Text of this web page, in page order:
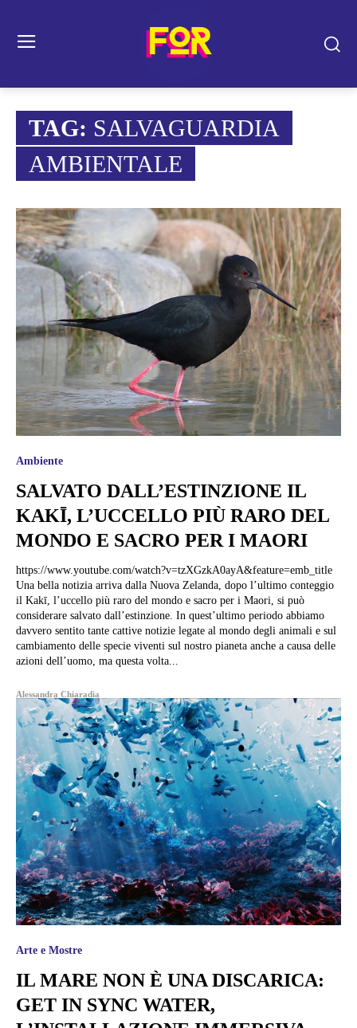
TAG: SALVAGUARDIA
AMBIENTALE
Ambiente
SALVATO DALL’ESTINZIONE IL
KAKĪ, L’UCCELLO PIÙ RARO DEL
MONDO E SACRO PER I MAORI
https://www.youtube.com/watch?v=tzXGzkA0ayA&feature=emb_title
Una bella notizia arriva dalla Nuova Zelanda, dopo l’ultimo conteggio
il Kakī, l’uccello più raro del mondo e sacro per i Maori, si può
considerare salvato dall’estinzione. In quest’ultimo periodo abbiamo
davvero sentito tante cattive notizie legate al mondo degli animali e sul
cambiamento delle specie viventi sul nostro pianeta anche a causa delle
azioni dell’uomo, ma questa volta...
Alessandra Chiaradia
Arte e Mostre
IL MARE NON È UNA DISCARICA:
GET IN SYNC WATER,